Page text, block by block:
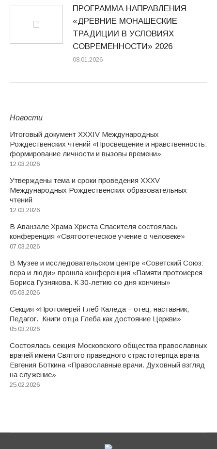
ПРОГРАММА НАПРАВЛЕНИЯ
«ДРЕВНИЕ МОНАШЕСКИЕ
ТРАДИЦИИ В УСЛОВИЯХ
СОВРЕМЕННОСТИ» 2026
08.01.2026
Новости
Итоговый документ XXХIV Международных
Рождественских чтений «Просвещение и нравственность:
формирование личности и вызовы времени»
12.03.2026
Утверждены тема и сроки проведения XXXV
Международных Рождественских образовательных
чтений
12.03.2026
В Аванзале Храма Христа Спасителя состоялась
конференция «Святоотеческое учение о человеке»
07.03.2026
В Музее и исследовательском центре «Советский Союз:
вера и люди» прошла конференция «Памяти протоиерея
Бориса Гузнякова. К 30-летию со дня кончины»
05.03.2026
Секция «Протоиерей Глеб Каледа – отец, наставник,
Педагог. Книги отца Глеба как достояние Церкви»
05.03.2026
Состоялась секция Московского общества православных
врачей имени Святого праведного страстотерпца врача
Евгения Боткина «Православные врачи. Духовный взгляд
на служение»
25.02.2026